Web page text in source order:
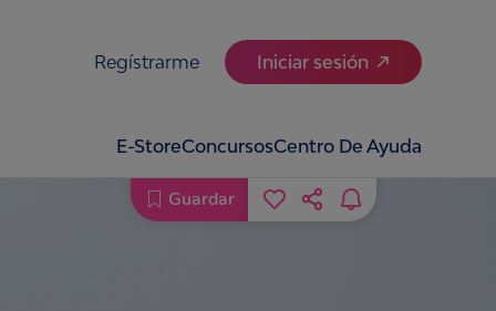
Regístrarme Iniciar sesión
E-StoreConcursosCentro De Ayuda
Guardar